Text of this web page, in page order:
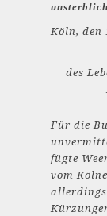
Köln, den
des
Für die
fügte
vom